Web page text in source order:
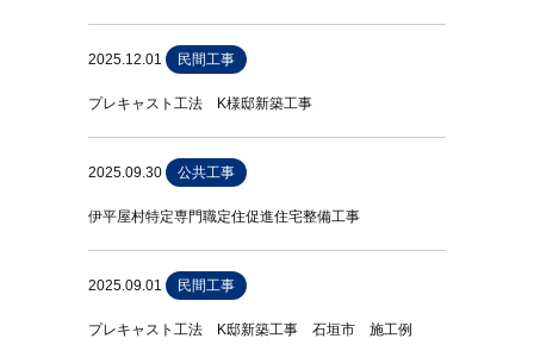
2025.12.01 民間工事
プレキャスト工法 K様邸新築工事
2025.09.30 公共工事
伊平屋村特定専門職定住促進住宅整備工事
2025.09.01 民間工事
プレキャスト工法 K邸新築工事 石垣市 施工例